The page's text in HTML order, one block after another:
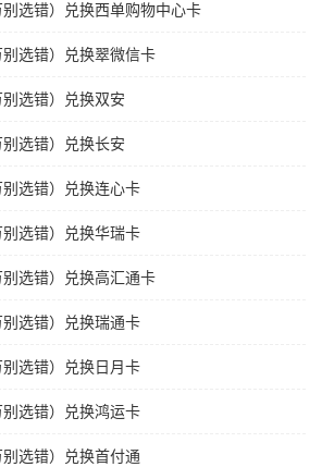
选错）兑换西单购物中心卡
选错）兑换翠微信卡
选错）兑换双安
选错）兑换长安
选错）兑换连心卡
选错）兑换华瑞卡
选错）兑换高汇通卡
选错）兑换瑞通卡
选错）兑换日月卡
选错）兑换鸿运卡
选错）兑换首付通